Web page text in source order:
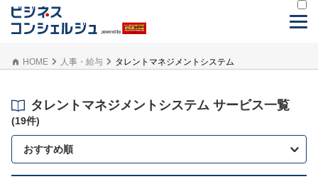
HOME 人事・給与 タレントマネジメントシステム
タレントマネジメントシステム サービス一覧
(19件)
おすすめ順